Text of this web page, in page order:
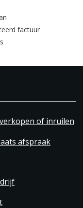
factuur
of inruilen
afspraak